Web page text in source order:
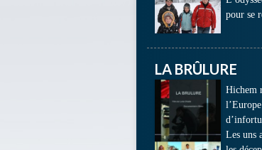
pour se
LA BRÛLURE
Hichem
Les uns